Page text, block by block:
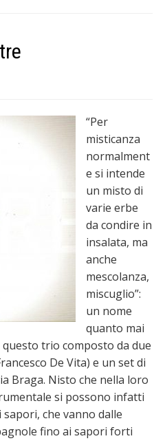
“Per
misticanza
normalment
e si intende
un misto di
varie erbe
da condire in
insalata, ma
anche
mescolanza,
miscuglio”:
un nome
quanto mai
trio composto da due
De Vita) e un set di
Braga. Nisto che nella loro
si possono infatti
che vanno dalle
fino ai sapori forti